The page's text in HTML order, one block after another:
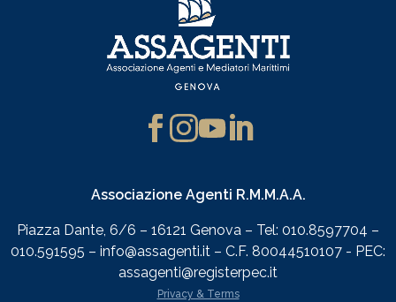
Associazione Agenti R.M.M.A.A.
Piazza Dante, 6/6 – 16121 Genova – Tel: 010.8597704 –
010.591595 – info@assagenti.it – C.F. 80044510107 - PEC:
assagenti@registerpec.it
Privacy & Terms